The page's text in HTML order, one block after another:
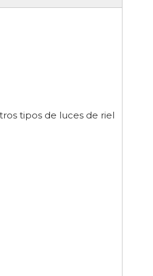
tipos de luces de riel